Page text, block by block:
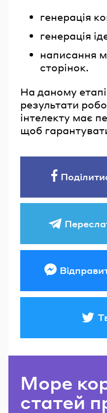
генерація
генерація
написання
сторінок.
На даному
результати
інтелекту має
щоб
Море
статей